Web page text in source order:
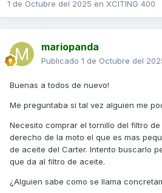
1 de Octubre del 2025 en XCITING 400
mariopanda
Publicado 1 de Octubre del
Buenas a todos de nuevo!
Me preguntaba si tal vez alguien me
Necesito comprar el tornillo del filtro
derecho de la moto el que es mas
de aceite del Carter. Intento buscarlo
que da al filtro de aceite.
¿Alguien sabe como se llama